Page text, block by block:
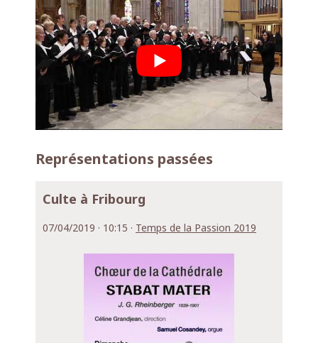
Représentations passées
Culte à Fribourg
07/04/2019 · 10:15 · Temps de la Passion 2019